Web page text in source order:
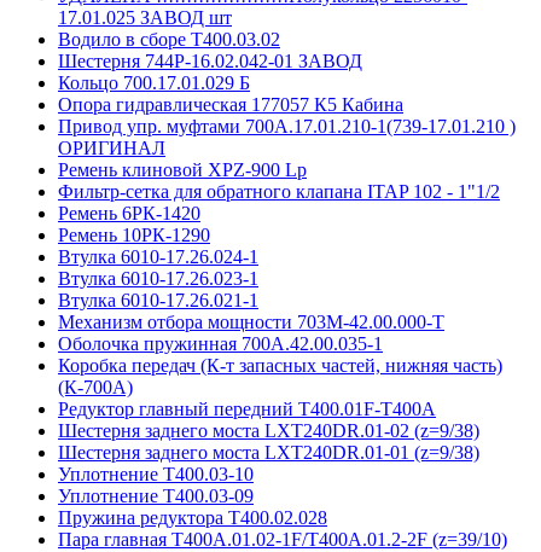
17.01.025 ЗАВОД шт
Водило в сборе Т400.03.02
Шестерня 744Р-16.02.042-01 ЗАВОД
Кольцо 700.17.01.029 Б
Опора гидравлическая 177057 К5 Кабина
Привод упр. муфтами 700А.17.01.210-1(739-17.01.210 )
ОРИГИНАЛ
Ремень клиновой XPZ-900 Lp
Фильтр-сетка для обратного клапана ITAP 102 - 1"1/2
Ремень 6РК-1420
Ремень 10РК-1290
Втулка 6010-17.26.024-1
Втулка 6010-17.26.023-1
Втулка 6010-17.26.021-1
Механизм отбора мощности 703М-42.00.000-Т
Оболочка пружинная 700А.42.00.035-1
Коробка передач (К-т запасных частей, нижняя часть)
(К-700А)
Редуктор главный передний T400.01F-T400A
Шестерня заднего моста LXT240DR.01-02 (z=9/38)
Шестерня заднего моста LXT240DR.01-01 (z=9/38)
Уплотнение Т400.03-10
Уплотнение Т400.03-09
Пружина редуктора Т400.02.028
Пара главная Т400А.01.02-1F/T400A.01.2-2F (z=39/10)